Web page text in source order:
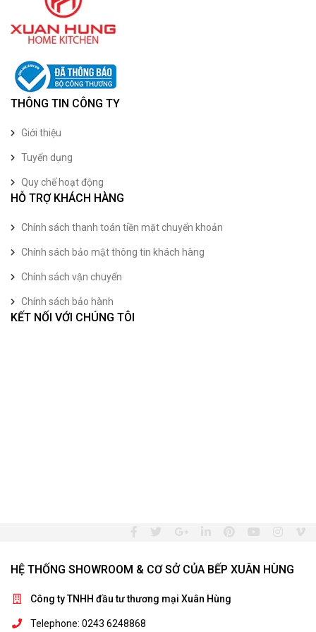
THÔNG TIN CÔNG TY
Giới thiệu
Tuyển dụng
Quy chế hoạt động
HỖ TRỢ KHÁCH HÀNG
Chính sách thanh toán tiền mặt chuyển khoản
Chính sách bảo mật thông tin khách hàng
Chính sách vận chuyển
Chính sách bảo hành
KẾT NỐI VỚI CHÚNG TÔI
HỆ THỐNG SHOWROOM & CƠ SỞ CỦA BẾP XUÂN HÙNG
Công ty TNHH đầu tư thương mại Xuân Hùng
Telephone: 0243 6248868